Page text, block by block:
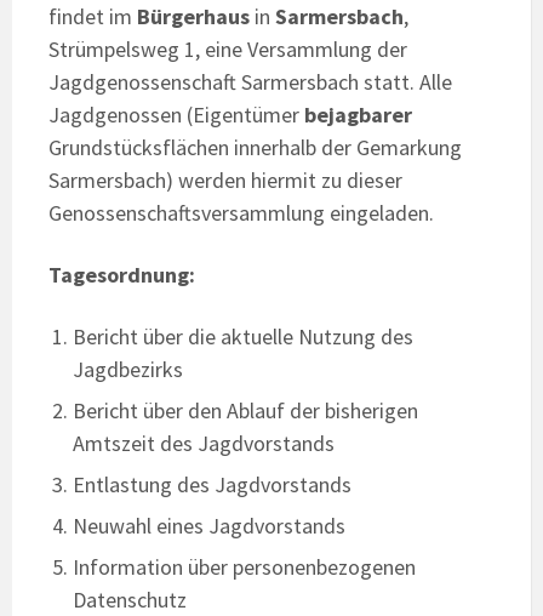
findet im Bürgerhaus in Sarmersbach,
Strümpelsweg 1, eine Versammlung der
Jagdgenossenschaft Sarmersbach statt. Alle
Jagdgenossen (Eigentümer bejagbarer
Grundstücksflächen innerhalb der Gemarkung
Sarmersbach) werden hiermit zu dieser
Genossenschaftsversammlung eingeladen.
Tagesordnung:
Bericht über die aktuelle Nutzung des
Jagdbezirks
Bericht über den Ablauf der bisherigen
Amtszeit des Jagdvorstands
Entlastung des Jagdvorstands
Neuwahl eines Jagdvorstands
Information über personenbezogenen
Datenschutz